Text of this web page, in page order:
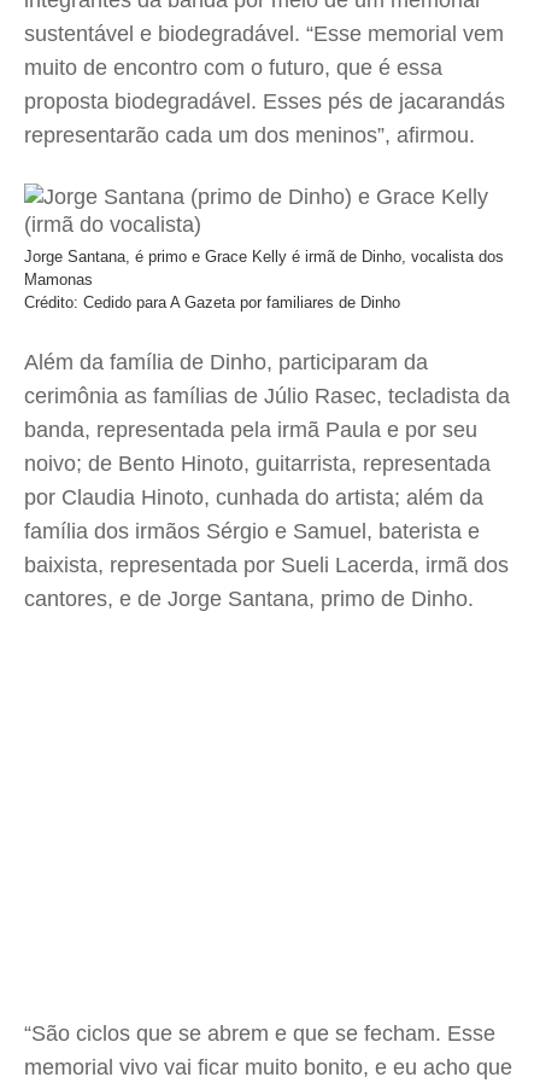
sustentável e biodegradável. “Esse memorial vem
muito de encontro com o futuro, que é essa
proposta biodegradável. Esses pés de jacarandás
representarão cada um dos meninos”, afirmou.
Jorge Santana, é primo e Grace Kelly é irmã de Dinho, vocalista dos
Mamonas
Crédito: Cedido para A Gazeta por familiares de Dinho
Além da família de Dinho, participaram da
cerimônia as famílias de Júlio Rasec, tecladista da
banda, representada pela irmã Paula e por seu
noivo; de Bento Hinoto, guitarrista, representada
por Claudia Hinoto, cunhada do artista; além da
família dos irmãos Sérgio e Samuel, baterista e
baixista, representada por Sueli Lacerda, irmã dos
cantores, e de Jorge Santana, primo de Dinho.
“São ciclos que se abrem e que se fecham. Esse
memorial vivo vai ficar muito bonito, e eu acho que